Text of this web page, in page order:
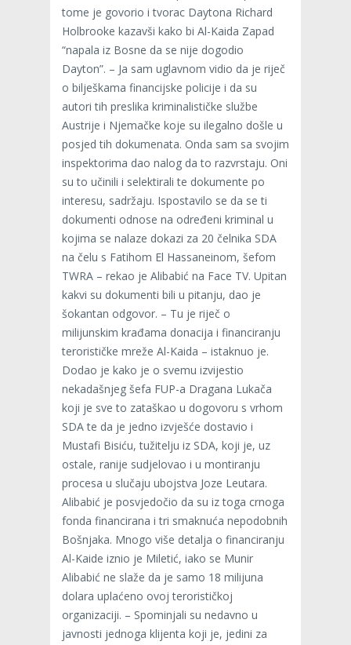
tome je govorio i tvorac Daytona Richard
Holbrooke kazavši kako bi Al-Kaida Zapad
“napala iz Bosne da se nije dogodio
Dayton”. – Ja sam uglavnom vidio da je riječ
o bilješkama financijske policije i da su
autori tih preslika kriminalističke službe
Austrije i Njemačke koje su ilegalno došle u
posjed tih dokumenata. Onda sam sa svojim
inspektorima dao nalog da to razvrstaju. Oni
su to učinili i selektirali te dokumente po
interesu, sadržaju. Ispostavilo se da se ti
dokumenti odnose na određeni kriminal u
kojima se nalaze dokazi za 20 čelnika SDA
na čelu s Fatihom El Hassaneinom, šefom
TWRA – rekao je Alibabić na Face TV. Upitan
kakvi su dokumenti bili u pitanju, dao je
šokantan odgovor. – Tu je riječ o
milijunskim krađama donacija i financiranju
terorističke mreže Al-Kaida – istaknuo je.
Dodao je kako je o svemu izvijestio
nekadašnjeg šefa FUP-a Dragana Lukača
koji je sve to zataškao u dogovoru s vrhom
SDA te da je jedno izvješće dostavio i
Mustafi Bisiću, tužitelju iz SDA, koji je, uz
ostale, ranije sudjelovao i u montiranju
procesa u slučaju ubojstva Joze Leutara.
Alibabić je posvjedočio da su iz toga crnoga
fonda financirana i tri smaknuća nepodobnih
Bošnjaka. Mnogo više detalja o financiranju
Al-Kaide iznio je Miletić, iako se Munir
Alibabić ne slaže da je samo 18 milijuna
dolara uplaćeno ovoj terorističkoj
organizaciji. – Spominjali su nedavno u
javnosti jednoga klijenta koji je, jedini za